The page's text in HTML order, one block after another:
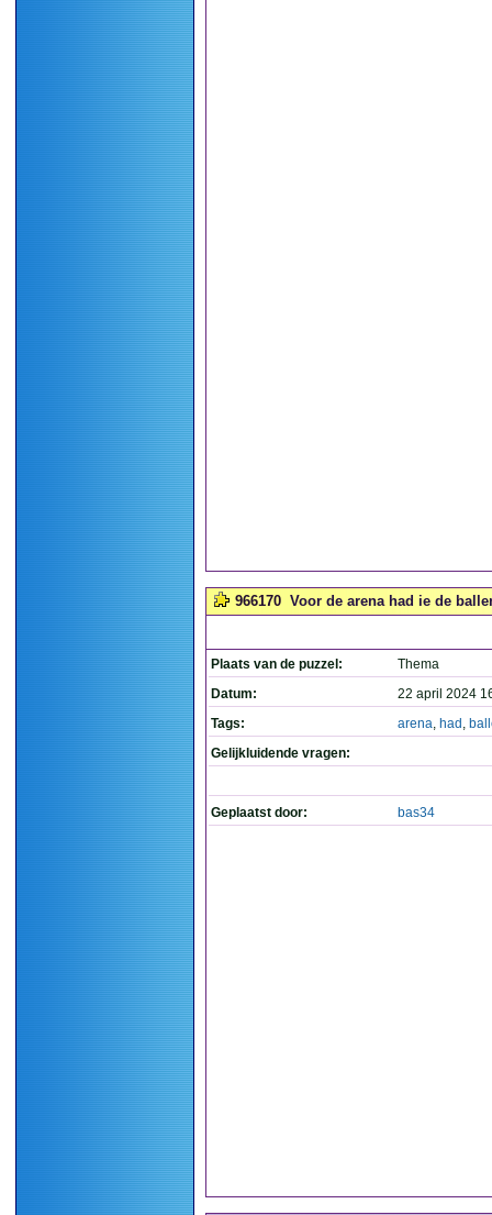
966170 Voor de arena had ie de
Plaats van de puzzel:
Thema
Datum:
22 april 2024
Tags:
arena, had ,
Gelijkluidende vragen:
Geplaatst door: bas34